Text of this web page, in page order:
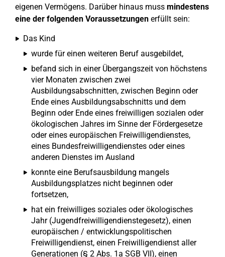
eigenen Vermögens. Darüber hinaus muss mindestens
eine der folgenden Voraussetzungen erfüllt sein:
Das Kind
wurde für einen weiteren Beruf ausgebildet,
befand sich in einer Übergangszeit von höchstens
vier Monaten zwischen zwei
Ausbildungsabschnitten, zwischen Beginn oder
Ende eines Ausbildungsabschnitts und dem
Beginn oder Ende eines freiwilligen sozialen oder
ökologischen Jahres im Sinne der Fördergesetze
oder eines europäischen Freiwilligendienstes,
eines Bundesfreiwilligendienstes oder eines
anderen Dienstes im Ausland
konnte eine Berufsausbildung mangels
Ausbildungsplatzes nicht beginnen oder
fortsetzen,
hat ein freiwilliges soziales oder ökologisches
Jahr (Jugendfreiwilligendienstegesetz), einen
europäischen / entwicklungspolitischen
Freiwilligendienst, einen Freiwilligendienst aller
Generationen (§ 2 Abs. 1a SGB VII), einen